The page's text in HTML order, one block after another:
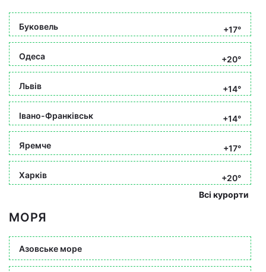
Буковель +17°
Одеса +20°
Львів +14°
Івано-Франківськ +14°
Яремче +17°
Харків
+20°
Всі курорти
МОРЯ
Азовське море